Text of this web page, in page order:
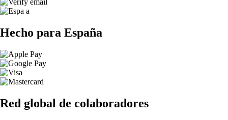
Hecho para España
Red global de colaboradores